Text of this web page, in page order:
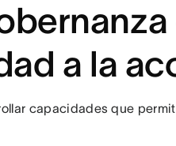
a la
capacidades que